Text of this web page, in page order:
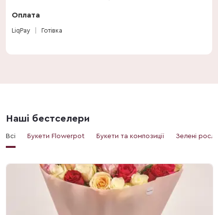
Оплата
LiqPay Готівка
Наші бестселери
Всі Букети Flowerpot Букети та композиції Зелені